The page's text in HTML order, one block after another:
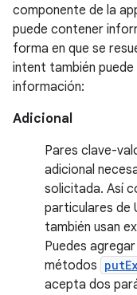
componente de la
puede contener
forma en que se
intent también
información:
Adicional
Pares clave-
adicional
solicitada. Así
particulares de
también usan
Puedes
métodos
acepta dos